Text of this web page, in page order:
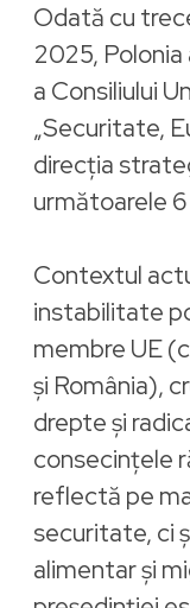
Odată cu
2025,
a Consiliului
„Securitate,
direcția
următoarele 6
Contextul
instabilitate
membre UE
și România),
drepte și
consecințele
reflectă pe
securitate, ci
alimentar și